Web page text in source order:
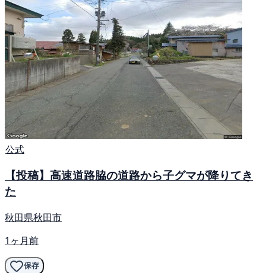
公式
【投稿】高速道路脇の道路から子グマが降りてき
た
秋田県秋田市
1ヶ月前
保存